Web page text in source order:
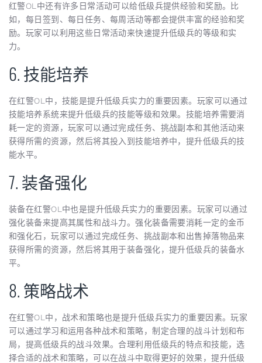
红警OL中还有许多日常活动可以给低级兵提供经验和奖励。比
如，每日签到、每日任务、每周活动等都会提供丰富的经验和奖
励。玩家可以利用这些日常活动来快速提升低级兵的等级和实
力。
6. 技能培养
在红警OL中，技能是提升低级兵实力的重要因素。玩家可以通过
技能培养系统来提升低级兵的技能等级和效果。技能培养需要消
耗一定的资源，玩家可以通过完成任务、挑战副本和其他活动来
获得所需的资源，然后将其投入到技能培养中，提升低级兵的技
能水平。
7. 装备强化
装备在红警OL中也是提升低级兵实力的重要因素。玩家可以通过
强化装备来提高其属性和战斗力。强化装备需要消耗一定的金币
和强化石，玩家可以通过完成任务、挑战副本和出售掉落物品来
获得所需的资源，然后将其用于装备强化，提升低级兵的装备水
平。
8. 策略战术
在红警OL中，战术和策略也是提升低级兵实力的重要因素。玩家
可以通过学习和运用各种战术和策略，制定合理的战斗计划和布
局，提高低级兵的战斗效果。合理利用低级兵的特点和技能，选
择合适的战术和策略，可以在战斗中取得更好的效果，提升低级